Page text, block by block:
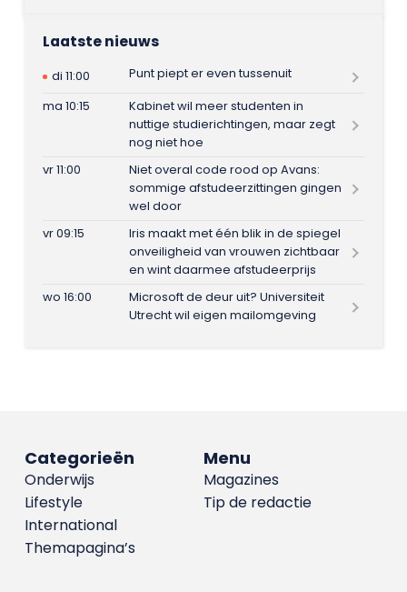
Laatste nieuws
di 11:00
Punt piept er even tussenuit
ma 10:15
Kabinet wil meer studenten in
nuttige studierichtingen, maar zegt
nog niet hoe
vr 11:00
Niet overal code rood op Avans:
sommige afstudeerzittingen gingen
wel door
vr 09:15
Iris maakt met één blik in de spiegel
onveiligheid van vrouwen zichtbaar
en wint daarmee afstudeerprijs
wo 16:00
Microsoft de deur uit? Universiteit
Utrecht wil eigen mailomgeving
Menu
Magazines
Tip de redactie
Categorieën
Onderwijs
Lifestyle
International
Themapagina’s